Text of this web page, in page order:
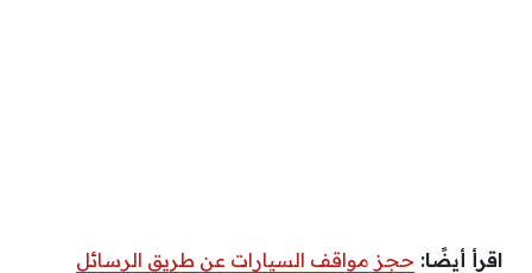
اقرأ أيضًا: حجز مواقف السيارات عن طريق الرسائل